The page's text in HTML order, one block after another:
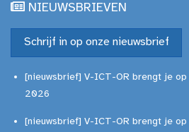
NIEUWSBRIEVEN
Schrijf in op onze nieuwsbrief
[nieuwsbrief] V-ICT-OR brengt je op
2026
[nieuwsbrief] V-ICT-OR brengt je